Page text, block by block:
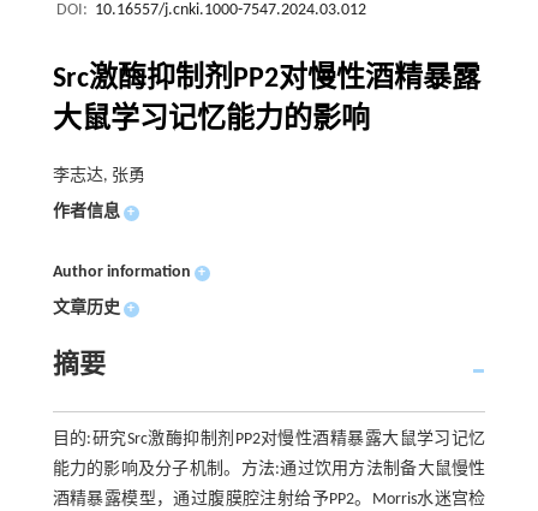
DOI: 10.16557/j.cnki.1000-7547.2024.03.012
Src激酶抑制剂PP2对慢性酒精暴露
大鼠学习记忆能力的影响
李志达, 张勇
作者信息 +
Author information +
文章历史 +
摘要
目的:研究Src激酶抑制剂PP2对慢性酒精暴露大鼠学习记忆
能力的影响及分子机制。方法:通过饮用方法制备大鼠慢性
酒精暴露模型，通过腹膜腔注射给予PP2。Morris水迷宫检